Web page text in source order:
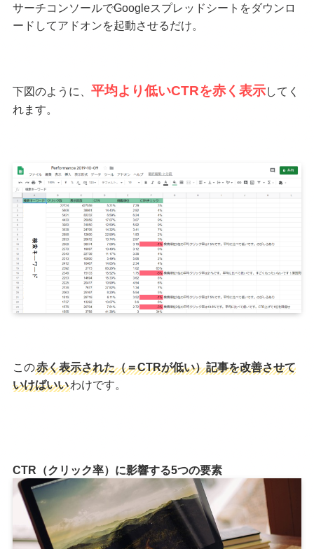
サーチコンソールでGoogleスプレッドシートをダウンロ
ードしてアドオンを起動させるだけ。
下図のように、 平均より低いCTRを赤く表示してく
れます。
この赤く表示された（＝CTRが低い）記事を改善させて
いけばいいわけです。
CTR（クリック率）に影響する5つの要素